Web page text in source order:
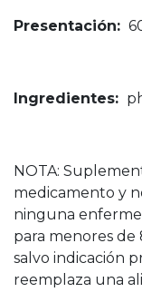
Presentación:
Ingredientes:
NOTA:
medicamento y
ninguna
para menores de
salvo indicación
reemplaza una